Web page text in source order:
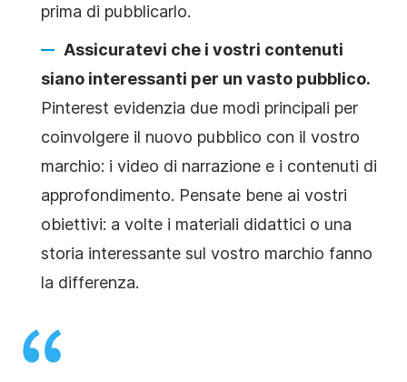
prima di pubblicarlo.
Assicuratevi che i vostri contenuti
siano interessanti per un vasto pubblico.
Pinterest evidenzia due modi principali per
coinvolgere il nuovo pubblico con il vostro
marchio: i video di narrazione e i contenuti di
approfondimento. Pensate bene ai vostri
obiettivi: a volte i materiali didattici o una
storia interessante sul vostro marchio fanno
la differenza.